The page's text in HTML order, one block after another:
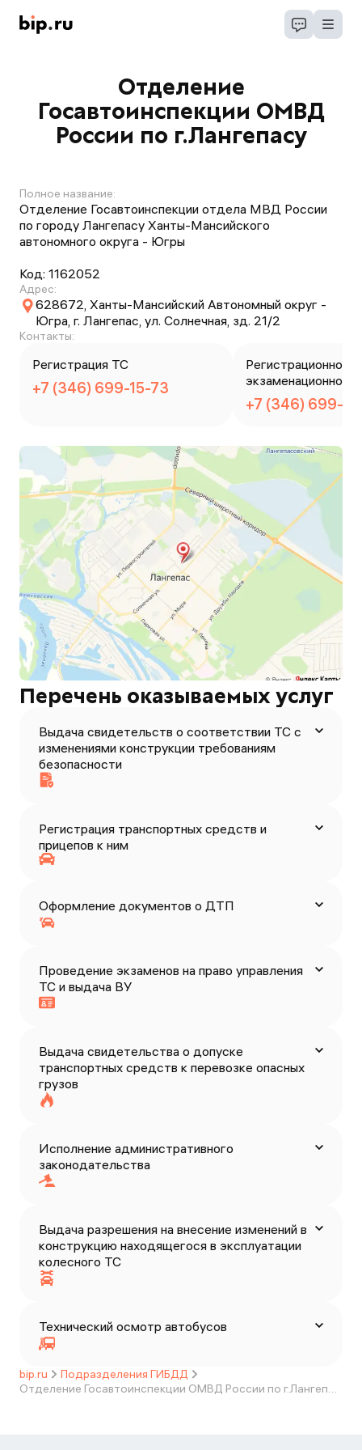
Отделение
Госавтоинспекции ОМВД
России по г.Лангепасу
Полное название:
Отделение Госавтоинспекции отдела МВД России
по городу Лангепасу Ханты-Мансийского
автономного округа - Югры
Код: 1162052
Адрес:
628672, Ханты-Мансийский Автономный округ -
Югра, г. Лангепас, ул. Солнечная, зд. 21/2
Контакты:
Регистрация ТС
+7 (346) 699-15-73
Регистрационно-
экзаменационное
ие
+7 (346) 699-
Перечень оказываемых услуг
Выдача свидетельств о соответствии ТС с
изменениями конструкции требованиям
безопасности
Регистрация транспортных средств и
прицепов к ним
Оформление документов о ДТП
Проведение экзаменов на право управления
ТС и выдача ВУ
Выдача свидетельства о допуске
транспортных средств к перевозке опасных
грузов
Исполнение административного
законодательства
Выдача разрешения на внесение изменений в
конструкцию находящегося в эксплуатации
колесного ТС
Технический осмотр автобусов
bip.ru
Подразделения ГИБДД
Отделение Госавтоинспекции ОМВД России по г.Лангепасу